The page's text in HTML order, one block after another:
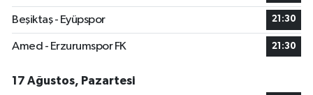
Beşiktaş - Eyüpspor 21:30
Amed - Erzurumspor FK 21:30
17 Ağustos, Pazartesi